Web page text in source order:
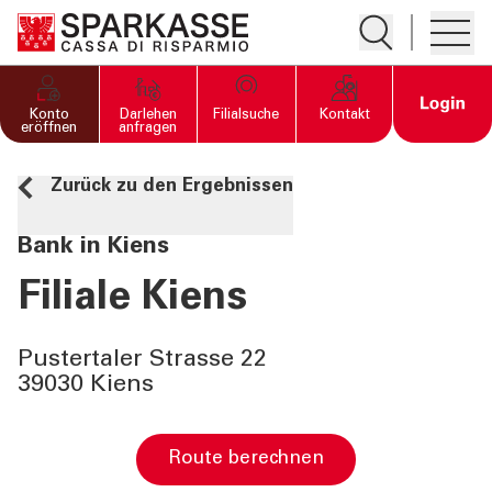
Suche öffnen
PRIVATKUNDEN UND
FAMILIEN
GESCHÄFTSKUNDEN
DIENSTLEISTUNGEN
PRIVATKUNDEN
DIENSTLEISTUNGEN
GESCHÄFTSKUNDEN
MEHR ALS BANK
Konto
eröffnen
Darlehen
anfragen
Filialsuche Kontakt Open
Zurück zu den Ergebnissen
Bank in Kiens
Filiale Kiens
Pustertaler Strasse 22
39030 Kiens
Route berechnen